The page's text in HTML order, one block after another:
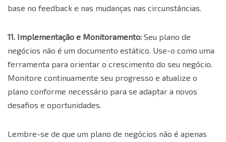
base no feedback e nas mudanças nas circunstâncias.
11. Implementação e Monitoramento: Seu plano de
negócios não é um documento estático. Use-o como uma
ferramenta para orientar o crescimento do seu negócio.
Monitore continuamente seu progresso e atualize o
plano conforme necessário para se adaptar a novos
desafios e oportunidades.
Lembre-se de que um plano de negócios não é apenas